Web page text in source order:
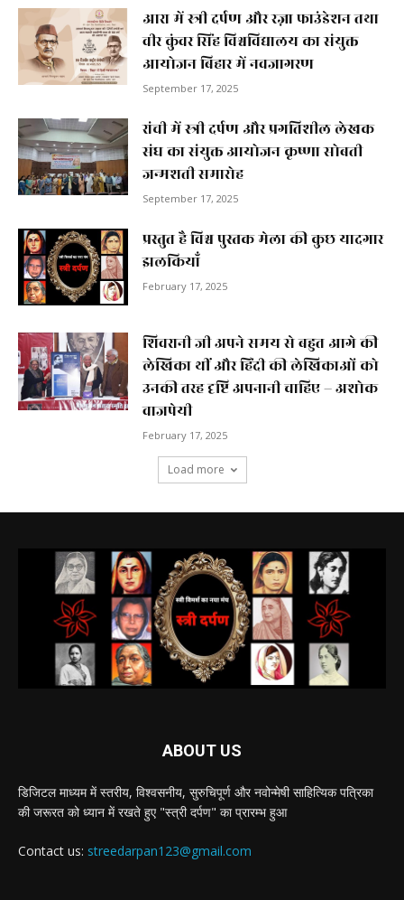
आरा में स्त्री दर्पण और रज़ा फाउंडेशन तथा
वीर कुंवर सिंह विश्वविद्यालय का संयुक्त
आयोजन बिहार में नवजागरण
September 17, 2025
रांची में स्त्री दर्पण और प्रगतिशील लेखक
संघ का संयुक्त आयोजन कृष्णा सोबती
जन्मशती समारोह
September 17, 2025
प्रस्तुत है विश्व पुस्तक मेला की कुछ यादगार
झलकियाॅं
February 17, 2025
शिवरानी जी अपने समय से बहुत आगे की
लेखिका थीं और हिंदी की लेखिकाओं को
उनकी तरह दृष्टि अपनानी चाहिए – अशोक
वाजपेयी
February 17, 2025
Load more
ABOUT US
डिजिटल माध्यम में स्तरीय, विश्वसनीय, सुरुचिपूर्ण और नवोन्मेषी साहित्यिक पत्रिका
की जरूरत को ध्यान में रखते हुए "स्त्री दर्पण" का प्रारम्भ हुआ
Contact us: streedarpan123@gmail.com